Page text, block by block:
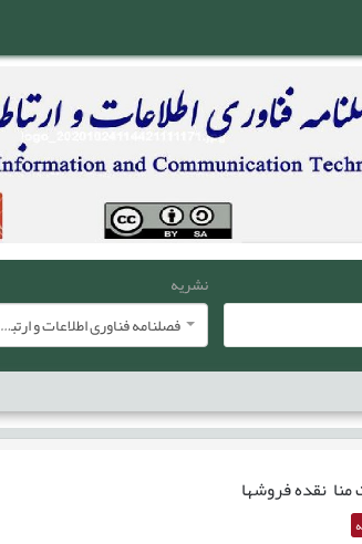
نشریه
فصلنامه فناوری اطلاعات و ارتباطات ایران
منا نقده فروشها